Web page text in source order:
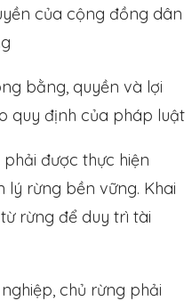
của cộng đồng dân
bằng, quyền và lợi
quy định của pháp luật
được thực hiện
rừng bền vững. Khai
rừng để duy trì tài
chủ rừng phải